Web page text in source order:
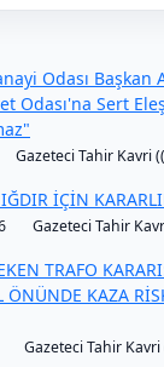
Odası Başkan
Odası'na Sert
Gazeteci Tahir Kavri
İÇİN
Gazeteci Tahir
TRAFO
ÖNÜNDE KAZA
Gazeteci Tahir